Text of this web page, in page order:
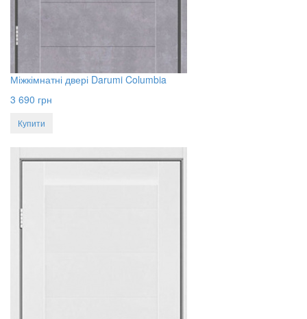
Міжкімнатні двері Darumi Columbia
3 690 грн
Купити